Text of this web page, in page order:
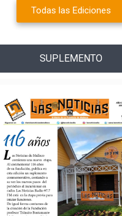
Todas las Ediciones
SUPLEMENTO